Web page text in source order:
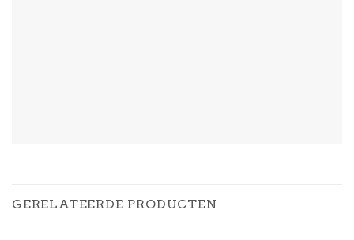
GERELATEERDE PRODUCTEN